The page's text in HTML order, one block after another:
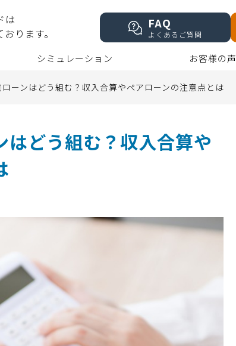
は
ります。
FAQ
よくあるご質問
シミュレーション お客様の声
ーンはどう組む？収入合算やペアローンの注意点とは
どう組む？収入合算や